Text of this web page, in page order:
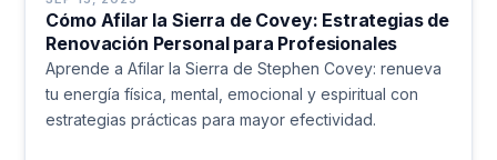
Cómo Afilar la Sierra de Covey: Estrategias de
Renovación Personal para Profesionales
Aprende a Afilar la Sierra de Stephen Covey: renueva
tu energía física, mental, emocional y espiritual con
estrategias prácticas para mayor efectividad.